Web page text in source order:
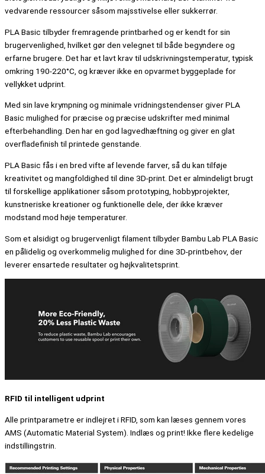
vedvarende ressourcer såsom majsstivelse eller sukkerrør.
PLA Basic tilbyder fremragende printbarhed og er kendt for sin
brugervenlighed, hvilket gør den velegnet til både begyndere og
erfarne brugere. Det har et lavt krav til udskrivningstemperatur, typisk
omkring 190-220°C, og kræver ikke en opvarmet byggeplade for
vellykket udprint.
Med sin lave krympning og minimale vridningstendenser giver PLA
Basic mulighed for præcise og præcise udskrifter med minimal
efterbehandling. Den har en god lagvedhæftning og giver en glat
overfladefinish til printede genstande.
PLA Basic fås i en bred vifte af levende farver, så du kan tilføje
kreativitet og mangfoldighed til dine 3D-print. Det er almindeligt brugt
til forskellige applikationer såsom prototyping, hobbyprojekter,
kunstneriske kreationer og funktionelle dele, der ikke kræver
modstand mod høje temperaturer.
Som et alsidigt og brugervenligt filament tilbyder Bambu Lab PLA Basic
en pålidelig og overkommelig mulighed for dine 3D-printbehov, der
leverer ensartede resultater og højkvalitetsprint.
RFID til intelligent udprint
Alle printparametre er indlejret i RFID, som kan læses gennem vores
AMS (Automatic Material System). Indlæs og print! Ikke flere kedelige
indstillingstrin.